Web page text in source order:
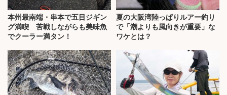
本州最南端・串本で五目ジギン
グ満喫 苦戦しながらも美味魚
でクーラー満タン！
夏の大阪湾陸っぱりルアー釣り
で「潮よりも風向きが重要」な
ワケとは？